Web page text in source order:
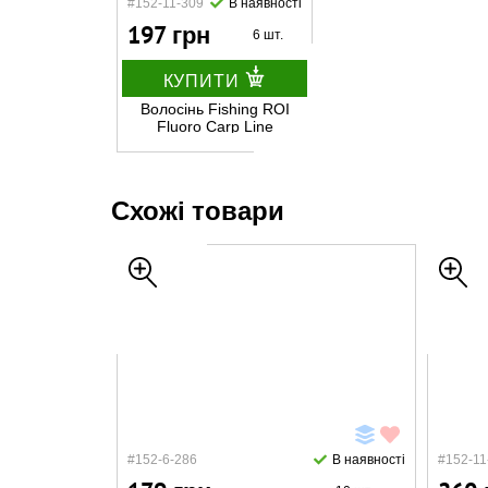
#152-11-309 В наявності
197 грн 6 шт.
КУПИТИ
Волосінь Fishing ROI
Fluoro Carp Line
Схожі товари
#152-6-286 В наявності #152-